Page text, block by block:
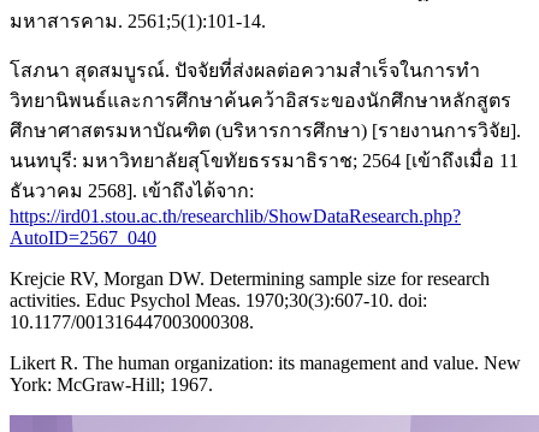
มหาสารคาม. 2561;5(1):101-14.
โสภนา สุดสมบูรณ์. ปัจจัยที่ส่งผลต่อความสำเร็จในการทำ
วิทยานิพนธ์และการศึกษาค้นคว้าอิสระของนักศึกษาหลักสูตร
ศึกษาศาสตรมหาบัณฑิต (บริหารการศึกษา) [รายงานการวิจัย].
นนทบุรี: มหาวิทยาลัยสุโขทัยธรรมาธิราช; 2564 [เข้าถึงเมื่อ 11
ธันวาคม 2568]. เข้าถึงได้จาก:
https://ird01.stou.ac.th/researchlib/ShowDataResearch.php?
AutoID=2567_040
Krejcie RV, Morgan DW. Determining sample size for research
activities. Educ Psychol Meas. 1970;30(3):607-10. doi:
10.1177/001316447003000308.
Likert R. The human organization: its management and value. New
York: McGraw-Hill; 1967.